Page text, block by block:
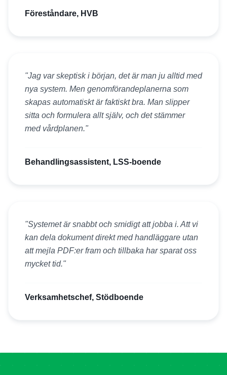
Föreståndare, HVB
"Jag var skeptisk i början, det är man ju alltid med
nya system. Men genomförandeplanerna som
skapas automatiskt är faktiskt bra. Man slipper
sitta och formulera allt själv, och det stämmer
med vårdplanen."
Behandlingsassistent, LSS-boende
"Systemet är snabbt och smidigt att jobba i. Att vi
kan dela dokument direkt med handläggare utan
att mejla PDF:er fram och tillbaka har sparat oss
mycket tid."
Verksamhetschef, Stödboende